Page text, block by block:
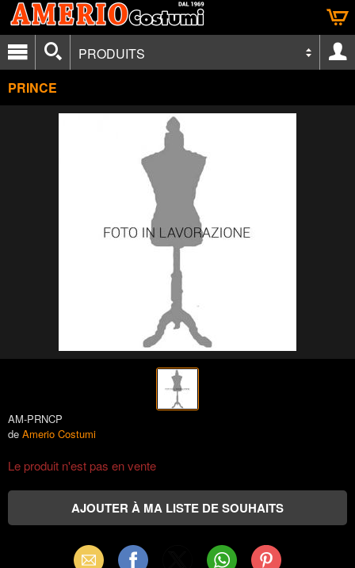
PRODUITS
PRINCE
AM-PRNCP
de Amerio Costumi
Le produit n'est pas en vente
Email Facebook WhatsAppPinterest